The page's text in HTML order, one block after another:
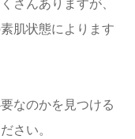
肌状態によります
なのかを見つける
さい。